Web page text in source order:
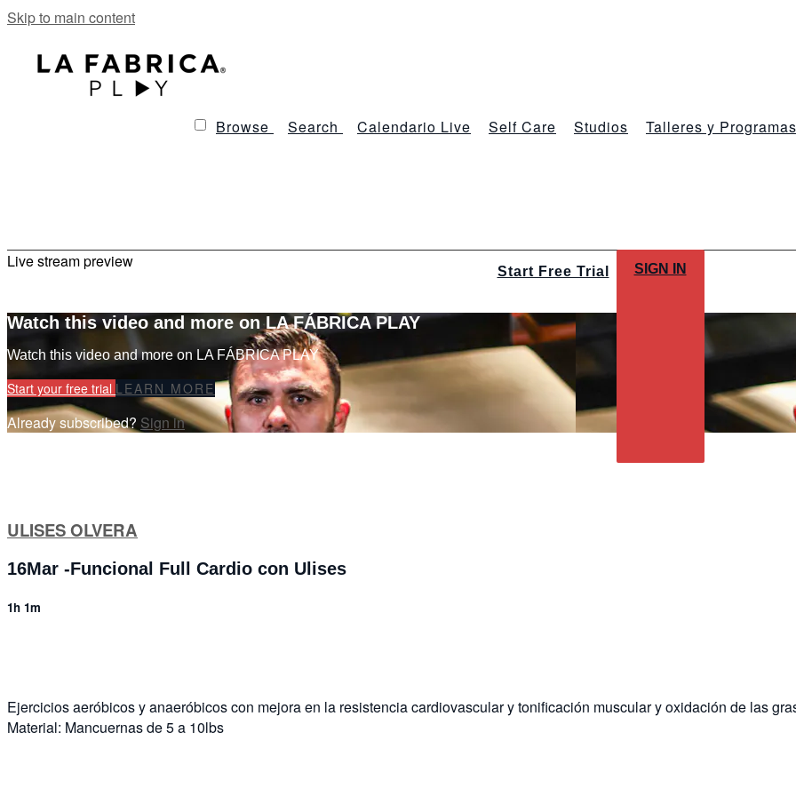
Skip to main content
Browse Search Calendario Live Self Care Studios Talleres y Programas
Start Free Trial SIGN IN
Live stream preview
Watch this video and more on LA FÁBRICA PLAY
Watch this video and more on LA FÁBRICA PLAY
Start your free trial LEARN MORE
Already subscribed? Sign in
ULISES OLVERA
16Mar -Funcional Full Cardio con Ulises
1h 1m
Ejercicios aeróbicos y anaeróbicos con mejora en la resistencia cardiovascular y tonificación muscular y oxidación de las
Material: Mancuernas de 5 a 10lbs